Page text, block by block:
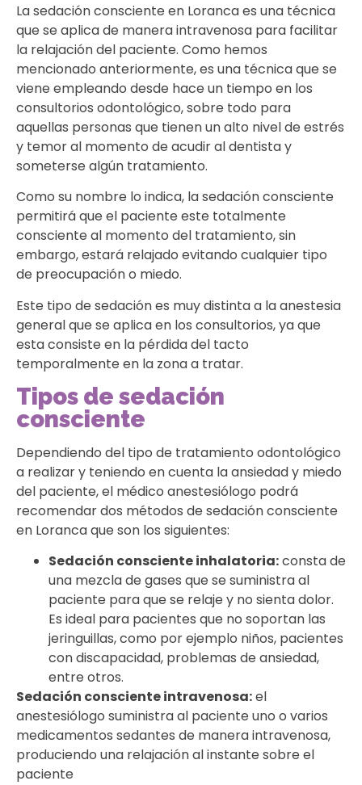
La sedación consciente en Loranca es una técnica
que se aplica de manera intravenosa para facilitar
la relajación del paciente. Como hemos
mencionado anteriormente, es una técnica que se
viene empleando desde hace un tiempo en los
consultorios odontológico, sobre todo para
aquellas personas que tienen un alto nivel de estrés
y temor al momento de acudir al dentista y
someterse algún tratamiento.
Como su nombre lo indica, la sedación consciente
permitirá que el paciente este totalmente
consciente al momento del tratamiento, sin
embargo, estará relajado evitando cualquier tipo
de preocupación o miedo.
Este tipo de sedación es muy distinta a la anestesia
general que se aplica en los consultorios, ya que
esta consiste en la pérdida del tacto
temporalmente en la zona a tratar.
Tipos de sedación
consciente
Dependiendo del tipo de tratamiento odontológico
a realizar y teniendo en cuenta la ansiedad y miedo
del paciente, el médico anestesiólogo podrá
recomendar dos métodos de sedación consciente
en Loranca que son los siguientes:
Sedación consciente inhalatoria:consta de
una mezcla de gases que se suministra al
paciente para que se relaje y no sienta dolor.
Es ideal para pacientes que no soportan las
jeringuillas, como por ejemplo niños, pacientes
con discapacidad, problemas de ansiedad,
entre otros.
Sedación consciente intravenosa:el
anestesiólogo suministra al paciente uno o varios
medicamentos sedantes de manera intravenosa,
produciendo una relajación al instante sobre el
paciente